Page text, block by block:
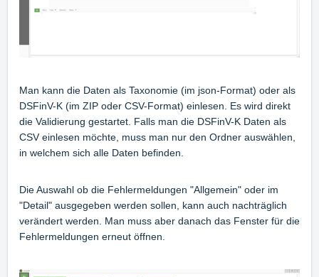
Man kann die Daten als Taxonomie (im json-Format) oder als
DSFinV-K (im ZIP oder CSV-Format) einlesen. Es wird direkt
die Validierung gestartet. Falls man die DSFinV-K Daten als
CSV einlesen möchte, muss man nur den Ordner auswählen,
in welchem sich alle Daten befinden.
Die Auswahl ob die Fehlermeldungen "Allgemein" oder im
"Detail" ausgegeben werden sollen, kann auch nachträglich
verändert werden. Man muss aber danach das Fenster für die
Fehlermeldungen erneut öffnen.